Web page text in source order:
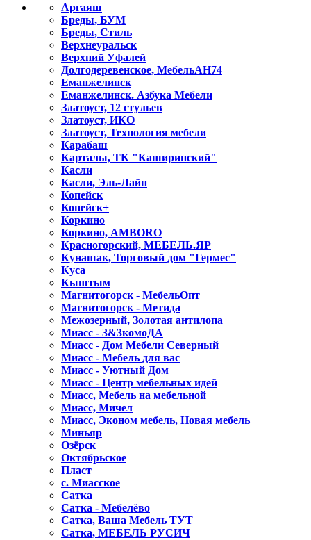
Аргаяш
Бреды, БУМ
Бреды, Стиль
Верхнеуральск
Верхний Уфалей
Долгодеревенское, МебельАН74
Еманжелинск
Еманжелинск. Азбука Мебели
Златоуст, 12 стульев
Златоуст, ИКО
Златоуст, Технология мебели
Карабаш
Карталы, ТК "Каширинский"
Касли
Касли, Эль-Лайн
Копейск
Копейск+
Коркино
Коркино, AMBORO
Красногорский, МЕБЕЛЬ.ЯР
Кунашак, Торговый дом "Гермес"
Куса
Кыштым
Магнитогорск - МебельОпт
Магнитогорск - Метида
Межозерный, Золотая антилопа
Миасс - 3&3комоДА
Миасс - Дом Мебели Северный
Миасс - Мебель для вас
Миасс - Уютный Дом
Миасс - Центр мебельных идей
Миасс, Мебель на мебельной
Миасс, Мичел
Миасс, Эконом мебель, Новая мебель
Миньяр
Озёрск
Октябрьское
Пласт
с. Миасское
Сатка
Сатка - Мебелёво
Сатка, Ваша Мебель ТУТ
Сатка, МЕБЕЛЬ РУСИЧ